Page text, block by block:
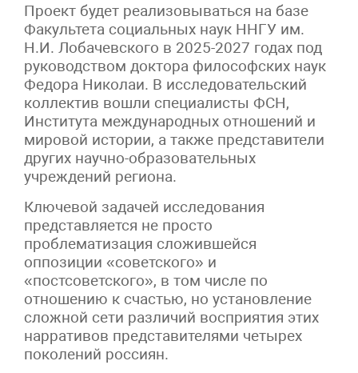
Проект будет реализовываться на базе
Факультета социальных наук ННГУ им.
Н.И. Лобачевского в 2025-2027 годах под
руководством доктора философских наук
Федора Николаи. В исследовательский
коллектив вошли специалисты ФСН,
Института международных отношений и
мировой истории, а также представители
других научно-образовательных
учреждений региона.
Ключевой задачей исследования
представляется не просто
проблематизация сложившейся
оппозиции «советского» и
«постсоветского», в том числе по
отношению к счастью, но установление
сложной сети различий восприятия этих
нарративов представителями четырех
поколений россиян.